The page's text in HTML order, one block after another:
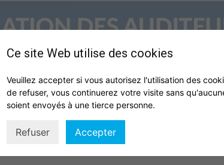
ACTUALITÉS QUI SOMMES NOUS ?
Ce site Web utilise des cookies
Veuillez accepter si vous autorisez l'utilisation des
de refuser, vous continuerez votre visite sans
soient envoyés à une tierce personne.
Refuser Accepter